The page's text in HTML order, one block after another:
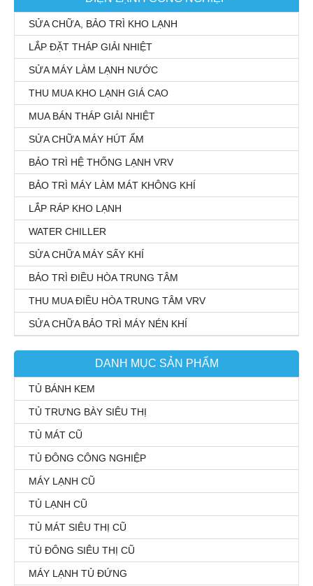
SỬA CHỮA, BẢO TRÌ KHO LẠNH
LẮP ĐẶT THÁP GIẢI NHIỆT
SỬA MÁY LÀM LẠNH NƯỚC
THU MUA KHO LẠNH GIÁ CAO
MUA BÁN THÁP GIẢI NHIỆT
SỬA CHỮA MÁY HÚT ẨM
BẢO TRÌ HỆ THỐNG LẠNH VRV
BẢO TRÌ MÁY LÀM MÁT KHÔNG KHÍ
LẮP RÁP KHO LẠNH
WATER CHILLER
SỬA CHỮA MÁY SẤY KHÍ
BẢO TRÌ ĐIỀU HÒA TRUNG TÂM
THU MUA ĐIỀU HÒA TRUNG TÂM VRV
SỬA CHỮA BẢO TRÌ MÁY NÉN KHÍ
DANH MỤC SẢN PHẨM
TỦ BÁNH KEM
TỦ TRƯNG BÀY SIÊU THỊ
TỦ MÁT CŨ
TỦ ĐÔNG CÔNG NGHIỆP
MÁY LẠNH CŨ
TỦ LẠNH CŨ
TỦ MÁT SIÊU THỊ CŨ
TỦ ĐÔNG SIÊU THỊ CŨ
MÁY LẠNH TỦ ĐỨNG